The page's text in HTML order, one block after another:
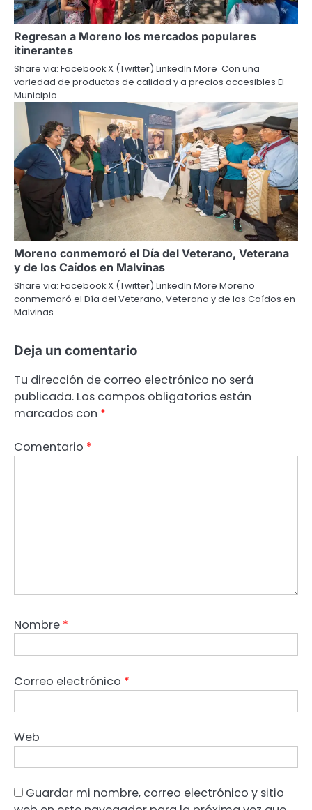
Regresan a Moreno los mercados populares
itinerantes
Share via: Facebook X (Twitter) LinkedIn More Con una
variedad de productos de calidad y a precios accesibles El
Municipio…
Moreno conmemoró el Día del Veterano, Veterana
y de los Caídos en Malvinas
Share via: Facebook X (Twitter) LinkedIn More Moreno
conmemoró el Día del Veterano, Veterana y de los Caídos en
Malvinas.…
Deja un comentario
Tu dirección de correo electrónico no será
publicada. Los campos obligatorios están
marcados con *
Comentario *
Nombre *
Correo electrónico *
Web
Guardar mi nombre, correo electrónico y sitio